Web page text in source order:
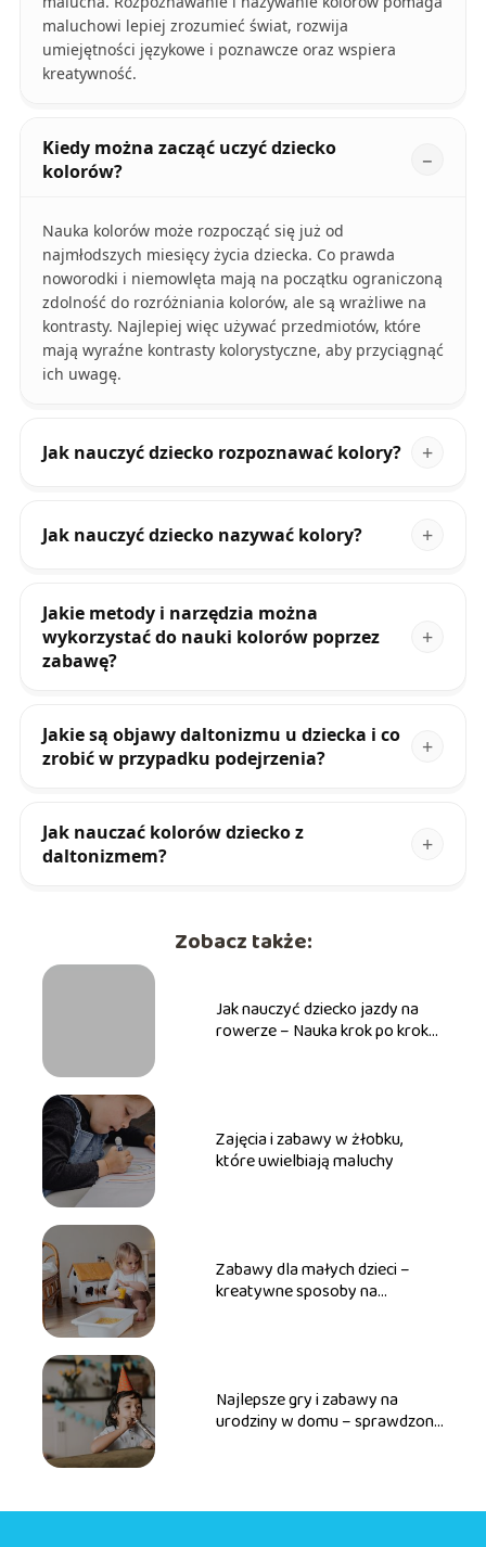
maluchowi lepiej zrozumieć świat, rozwija
umiejętności językowe i poznawcze oraz wspiera
kreatywność.
Kiedy można zacząć uczyć dziecko
kolorów?
Nauka kolorów może rozpocząć się już od
najmłodszych miesięcy życia dziecka. Co prawda
noworodki i niemowlęta mają na początku ograniczoną
zdolność do rozróżniania kolorów, ale są wrażliwe na
kontrasty. Najlepiej więc używać przedmiotów, które
mają wyraźne kontrasty kolorystyczne, aby przyciągnąć
ich uwagę.
Jak nauczyć dziecko rozpoznawać kolory?
Jak nauczyć dziecko nazywać kolory?
Jakie metody i narzędzia można
wykorzystać do nauki kolorów poprzez
zabawę?
Jakie są objawy daltonizmu u dziecka i co
zrobić w przypadku podejrzenia?
Jak nauczać kolorów dziecko z
daltonizmem?
Zobacz także:
Jak nauczyć dziecko jazdy na
rowerze – Nauka krok po kroku
Zajęcia i zabawy w żłobku,
które uwielbiają maluchy
Zabawy dla małych dzieci –
kreatywne sposoby na
Najlepsze gry i zabawy na
urodziny w domu – sprawdzone